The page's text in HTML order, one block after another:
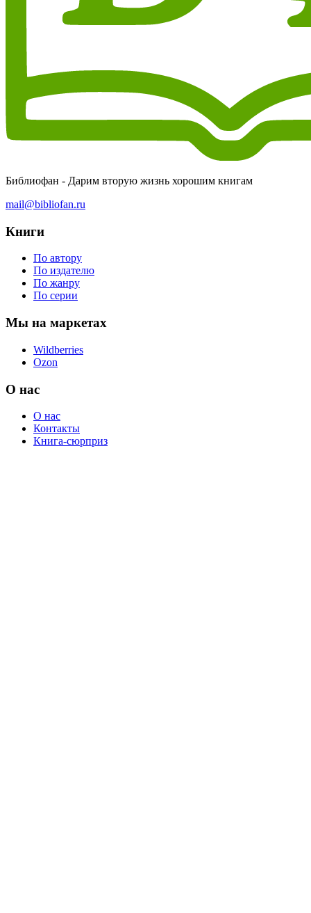
Библиофан - Дарим вторую жизнь хорошим книгам
mail@bibliofan.ru
Книги
По автору
По издателю
По жанру
По серии
Мы на маркетах
Wildberries
Ozon
О нас
О нас
Контакты
Книга-сюрприз